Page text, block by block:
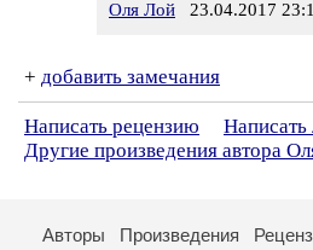
Оля Лой 23.04.2017
+ добавить замечания
Написать рецензию
Другие произведения автора
Авторы Произведения